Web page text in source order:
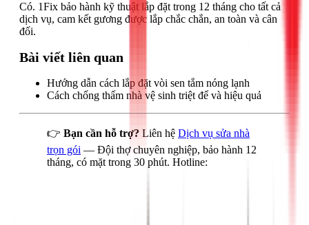
Có. 1Fix bảo hành kỹ thuật lắp đặt trong 12 tháng cho tất cả
dịch vụ, cam kết gương được lắp chắc chắn, an toàn và cân
đối.
Bài viết liên quan
Hướng dẫn cách lắp đặt vòi sen tắm nóng lạnh
Cách chống thấm nhà vệ sinh triệt để và hiệu quả
👉 Bạn cần hỗ trợ? Liên hệ Dịch vụ sửa nhà
trọn gói — Đội thợ chuyên nghiệp, bảo hành 12
tháng, có mặt trong 30 phút. Hotline: